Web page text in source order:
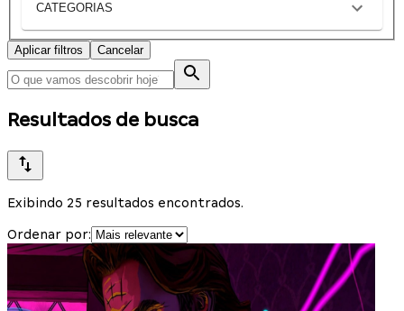
CATEGORIAS
Aplicar filtros Cancelar
Resultados de busca
Exibindo 25 resultados encontrados.
Ordenar por: